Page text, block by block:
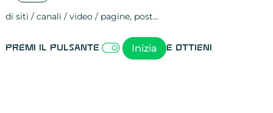
di siti / canali / video / pagine, post…
Premi il pulsante Inizia e ottieni